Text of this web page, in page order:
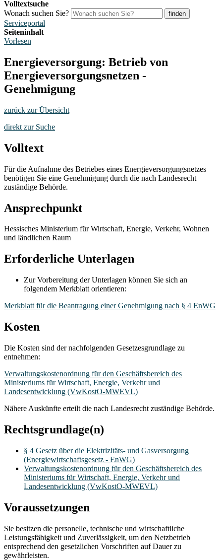
Volltextsuche
Wonach suchen Sie?
finden
Serviceportal
Seiteninhalt
Vorlesen
Energieversorgung: Betrieb von
Energieversorgungsnetzen -
Genehmigung
zurück zur Übersicht
direkt zur Suche
Volltext
Für die Aufnahme des Betriebes eines Energieversorgungsnetzes
benötigen Sie eine Genehmigung durch die nach Landesrecht
zuständige Behörde.
Ansprechpunkt
Hessisches Ministerium für Wirtschaft, Energie, Verkehr, Wohnen
und ländlichen Raum
Erforderliche Unterlagen
Zur Vorbereitung der Unterlagen können Sie sich an
folgendem Merkblatt orientieren:
Merkblatt für die Beantragung einer Genehmigung nach § 4 EnWG
Kosten
Die Kosten sind der nachfolgenden Gesetzesgrundlage zu
entnehmen:
Verwaltungskostenordnung für den Geschäftsbereich des
Ministeriums für Wirtschaft, Energie, Verkehr und
Landesentwicklung (VwKostO-MWEVL)
Nähere Auskünfte erteilt die nach Landesrecht zuständige Behörde.
Rechtsgrundlage(n)
§ 4 Gesetz über die Elektrizitäts- und Gasversorgung
(Energiewirtschaftsgesetz - EnWG)
Verwaltungskostenordnung für den Geschäftsbereich des
Ministeriums für Wirtschaft, Energie, Verkehr und
Landesentwicklung (VwKostO-MWEVL)
Voraussetzungen
Sie besitzen die personelle, technische und wirtschaftliche
Leistungsfähigkeit und Zuverlässigkeit, um den Netzbetrieb
entsprechend den gesetzlichen Vorschriften auf Dauer zu
gewährleisten.